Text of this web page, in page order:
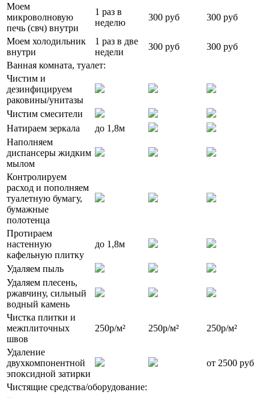
Моем
микроволновую
печь (свч) внутри
1 раз в
неделю
300 руб 300 руб
Моем холодильник
внутри
1 раз в две
недели
300 руб
300 руб
Ванная комната, туалет:
Чистим и
дезинфицируем
раковины/унитазы
Чистим смесители
Натираем зеркала
до 1,8м
Наполняем
диспансеры жидким
мылом
Контролируем
расход и пополняем
туалетную бумагу,
бумажные
полотенца
Протираем
настенную
кафельную плитку
до 1,8м
Удаляем пыль
Удаляем плесень,
ржавчину, сильный
водный камень
Чистка плитки и
межплиточных
швов
250р/м² 250р/м² 250р/м²
Удаление
двухкомпонентной
эпоксидной затирки
от 2500 руб
Чистящие средства/оборудование: